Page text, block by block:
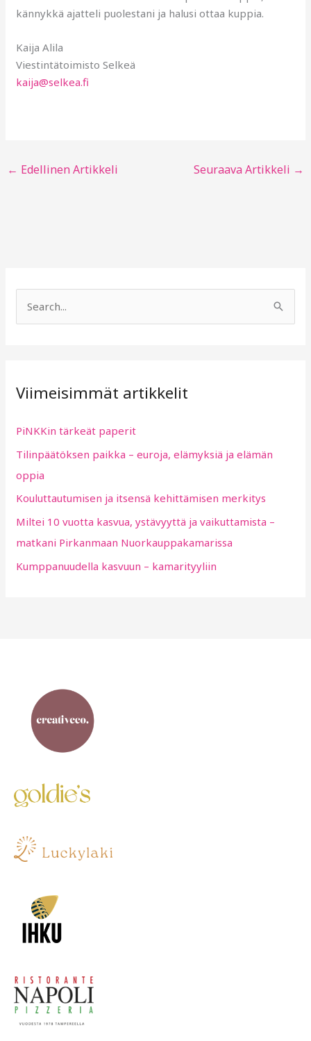
kännykkä ajatteli puolestani ja halusi ottaa kuppia.
Kaija Alila
Viestintätoimisto Selkeä
kaija@selkea.fi
← Edellinen Artikkeli Seuraava Artikkeli →
c
f
o
r
:
Viimeisimmät artikkelit
PiNKKin tärkeät paperit
Tilinpäätöksen paikka – euroja, elämyksiä ja elämän
oppia
Kouluttautumisen ja itsensä kehittämisen merkitys
Miltei 10 vuotta kasvua, ystävyyttä ja vaikuttamista –
matkani Pirkanmaan Nuorkauppakamarissa
Kumppanuudella kasvuun – kamarityyliin